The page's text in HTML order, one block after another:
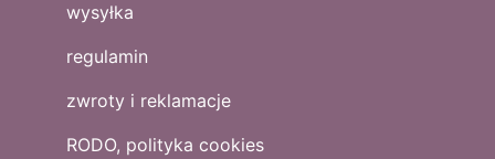
wysyłka
regulamin
zwroty i reklamacje
RODO, polityka cookies